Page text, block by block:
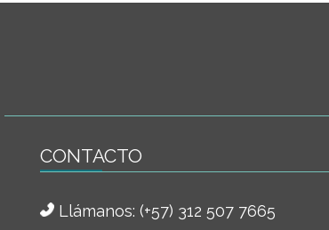
CONTACTO
Llámanos: (+57) 312 507 7665